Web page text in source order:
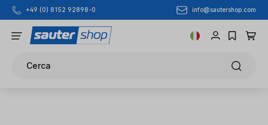
Passa al contenuto principale
+49 (0) 8152 92898-0 info@sautershop.com
Cerca